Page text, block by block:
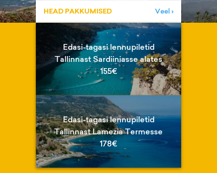
HEAD PAKKUMISED Veel ›
Edasi-tagasi lennupiletid
Tallinnast Sardiiniasse alates
155€
Edasi-tagasi lennupiletid
Tallinnast Lamezia Termesse
178€